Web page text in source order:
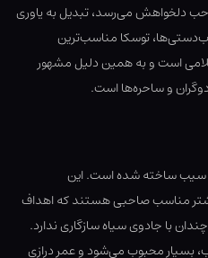
دلخواهش می‌رسد، تبدیل به یاوری
توسکا مناسب‌ترین
است و به همین دلیل مشهور
و ساحره‌ها است.
ساخته شده است. این
مناسب صاحبی هستند که اهداف
با جادوی سیاه سازگاری ندارد.
محبوب می‌شود و عمر درازی